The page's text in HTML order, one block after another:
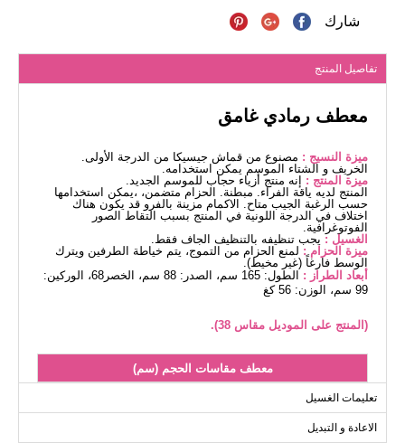
شارك
تفاصيل المنتج
معطف رمادي غامق
ميزة النسيج : مصنوع من قماش جيسيكا من الدرجة الأولى.
الخريف و الشتاء الموسم يمكن استخدامه.
ميزة المنتج : إنه منتج أزياء حجاب للموسم الجديد.
المنتج لديه ياقة الفراء. مبطنة. الحزام متضمن، ،يمكن استخدامها
حسب الرغبة الجيب متاح. الاكمام مزينة بالفرو قد يكون هناك
اختلاف في الدرجة اللونية في المنتج بسبب التقاط الصور
الفوتوغرافية.
الغسيل : يجب تنظيفه بالتنظيف الجاف فقط.
ميزة الحزام : لمنع الحزام من التموج، يتم خياطة الطرفين ويترك
الوسط فارغاً (غير مخيط).
أبعاد الطراز :
الطول: 165 سم، الصدر: 88 سم، الخصر68، الوركين:
99 سم، الوزن: 56 كغ
(المنتج على الموديل مقاس 38).
معطف مقاسات الحجم (سم)
الحجم
تعليمات الغسيل
الاعادة و التبديل